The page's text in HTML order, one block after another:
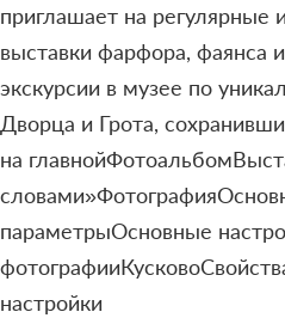
приглашает на регулярные
выставки фарфора, фаянса
экскурсии в музее по
Дворца и Грота,
на
параметрыОсновные
настройки